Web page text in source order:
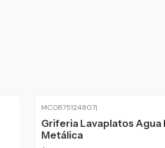
MCO875124807|
Griferia Lavaplatos Agua
Metálica